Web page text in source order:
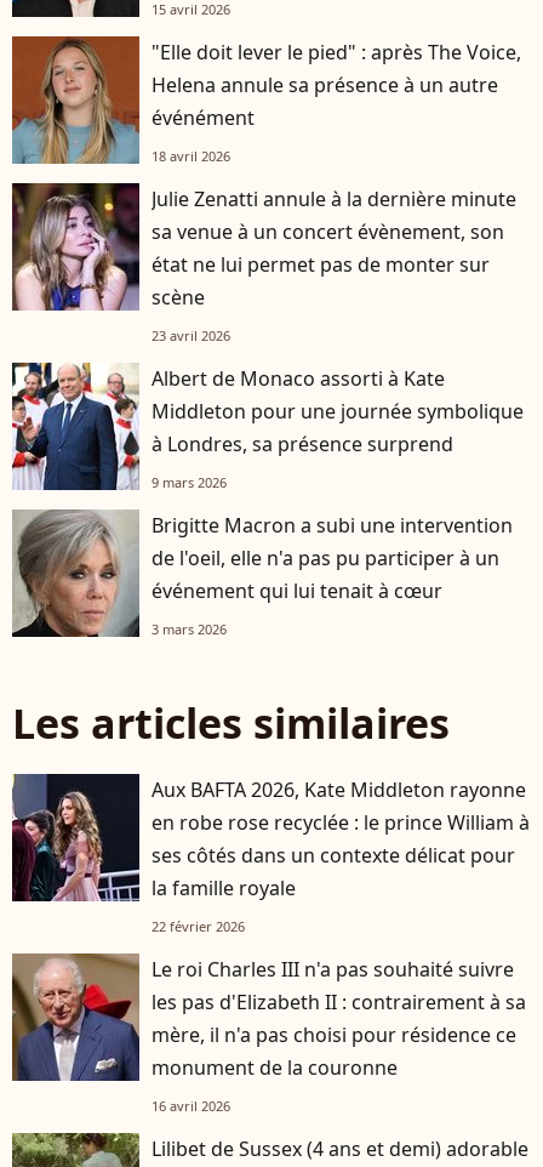
15 avril 2026
"Elle doit lever le pied" : après The Voice,
Helena annule sa présence à un autre
événément
18 avril 2026
Julie Zenatti annule à la dernière minute
sa venue à un concert évènement, son
état ne lui permet pas de monter sur
scène
23 avril 2026
Albert de Monaco assorti à Kate
Middleton pour une journée symbolique
à Londres, sa présence surprend
9 mars 2026
Brigitte Macron a subi une intervention
de l'oeil, elle n'a pas pu participer à un
événement qui lui tenait à cœur
3 mars 2026
Les articles similaires
Aux BAFTA 2026, Kate Middleton rayonne
en robe rose recyclée : le prince William à
ses côtés dans un contexte délicat pour
la famille royale
22 février 2026
Le roi Charles III n'a pas souhaité suivre
les pas d'Elizabeth II : contrairement à sa
mère, il n'a pas choisi pour résidence ce
monument de la couronne
16 avril 2026
Lilibet de Sussex (4 ans et demi) adorable